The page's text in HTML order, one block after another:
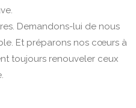
Demandons-lui de nous
Et préparons nos cœurs à
toujours renouveler ceux